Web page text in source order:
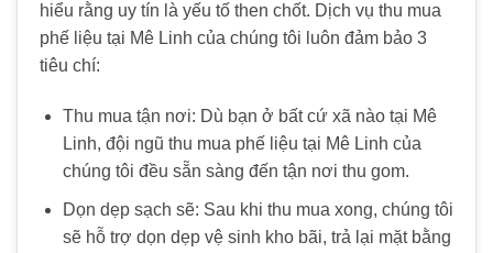
hiểu rằng uy tín là yếu tố then chốt. Dịch vụ thu mua
phế liệu tại Mê Linh của chúng tôi luôn đảm bảo 3
tiêu chí:
Thu mua tận nơi: Dù bạn ở bất cứ xã nào tại Mê
Linh, đội ngũ thu mua phế liệu tại Mê Linh của
chúng tôi đều sẵn sàng đến tận nơi thu gom.
Dọn dẹp sạch sẽ: Sau khi thu mua xong, chúng tôi
sẽ hỗ trợ dọn dẹp vệ sinh kho bãi, trả lại mặt bằng